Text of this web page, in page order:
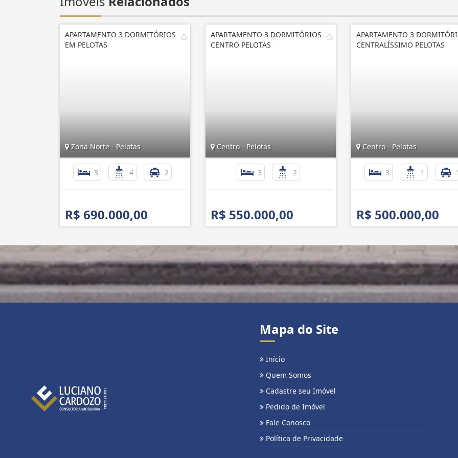
APARTAMENTO 3 DORMITÓRIOS
EM PELOTAS
Zona Norte - Pelotas
3 4 2
R$ 690.000,00
APARTAMENTO 3 DORMITÓRIOS
CENTRO PELOTAS
Centro - Pelotas
3 2
R$ 550.000,00
APARTAMENTO 3
CENTRALÍSSIMO PELOTAS
Centro - Pelotas
3 1
R$ 500.000,00
Mapa do Site
Início
Quem Somos
Cadastre seu Imóvel
Pedido de Imóvel
Fale Conosco
Política de Privacidade